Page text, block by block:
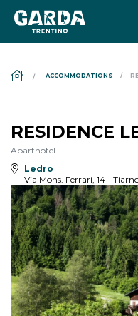
ACCOMMODATIONS
RESIDENCE
Aparthotel
Ledro
Via Mons. Ferrari, 14 -